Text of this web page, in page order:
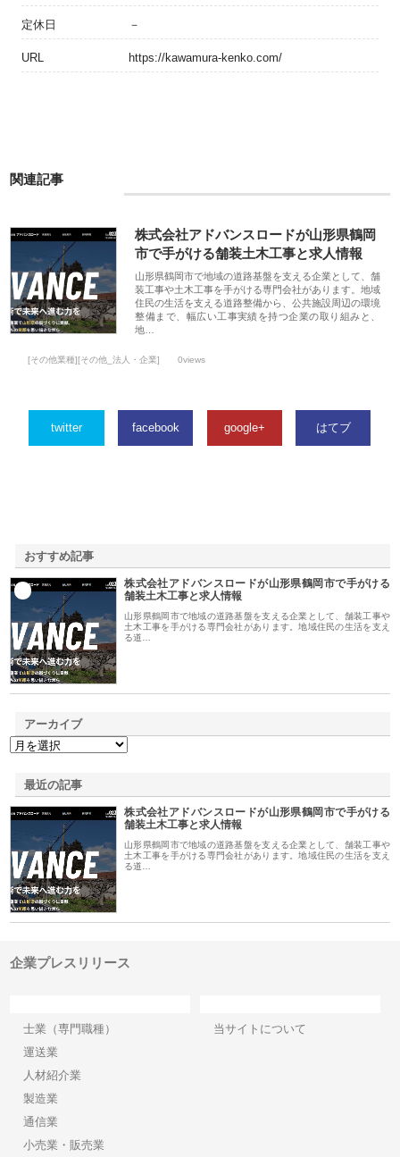
定休日 －
URL https://kawamura-kenko.com/
関連記事
株式会社アドバンスロードが山形県鶴岡
市で手がける舗装土木工事と求人情報
山形県鶴岡市で地域の道路基盤を支える企業として、舗
装工事や土木工事を手がける専門会社があります。地域
住民の生活を支える道路整備から、公共施設周辺の環境
整備まで、幅広い工事実績を持つ企業の取り組みと、
地…
[その他業種][その他_法人・企業] 0views
twitter facebook google+ はてブ
おすすめ記事
株式会社アドバンスロードが山形県鶴岡市で手がける
舗装土木工事と求人情報
山形県鶴岡市で地域の道路基盤を支える企業として、舗装工事や
土木工事を手がける専門会社があります。地域住民の生活を支え
る道…
アーカイブ
最近の記事
株式会社アドバンスロードが山形県鶴岡市で手がける
舗装土木工事と求人情報
山形県鶴岡市で地域の道路基盤を支える企業として、舗装工事や
土木工事を手がける専門会社があります。地域住民の生活を支え
る道…
企業プレスリリース
士業（専門職種）
運送業
人材紹介業
製造業
通信業
小売業・販売業
当サイトについて